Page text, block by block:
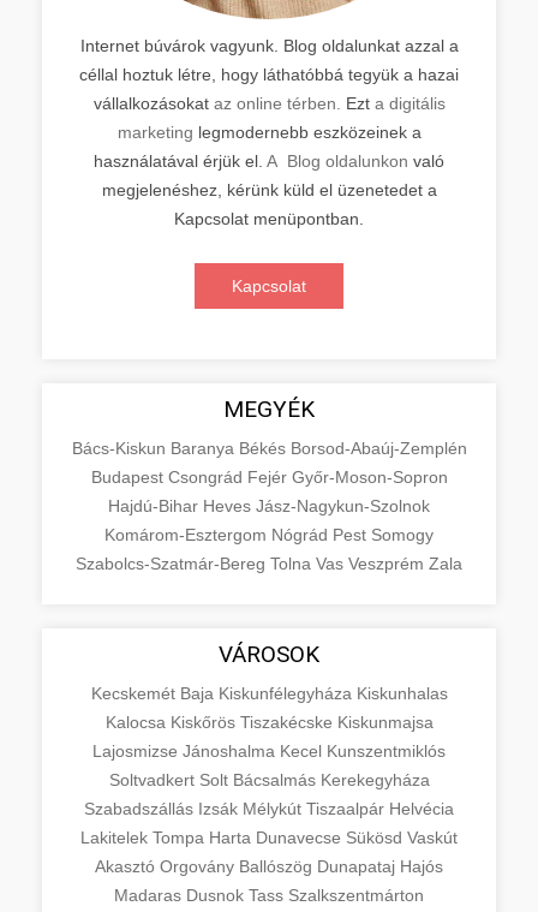
Internet búvárok vagyunk. Blog oldalunkat azzal a
céllal hoztuk létre, hogy láthatóbbá tegyük a hazai
vállalkozásokat az online térben. Ezt a digitális
marketing legmodernebb eszközeinek a
használatával érjük el. A Blog oldalunkon való
megjelenéshez, kérünk küld el üzenetedet a
Kapcsolat menüpontban.
Kapcsolat
MEGYÉK
Bács-Kiskun Baranya Békés Borsod-Abaúj-Zemplén
Budapest Csongrád Fejér Győr-Moson-Sopron
Hajdú-Bihar Heves Jász-Nagykun-Szolnok
Komárom-Esztergom Nógrád Pest Somogy
Szabolcs-Szatmár-Bereg Tolna Vas Veszprém Zala
VÁROSOK
Kecskemét Baja Kiskunfélegyháza Kiskunhalas
Kalocsa Kiskőrös Tiszakécske Kiskunmajsa
Lajosmizse Jánoshalma Kecel Kunszentmiklós
Soltvadkert Solt Bácsalmás Kerekegyháza
Szabadszállás Izsák Mélykút Tiszaalpár Helvécia
Lakitelek Tompa Harta Dunavecse Sükösd Vaskút
Akasztó Orgovány Ballószög Dunapataj Hajós
Madaras Dusnok Tass Szalkszentmárton